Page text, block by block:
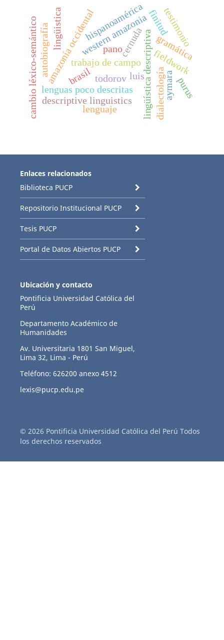
trabajo de campo
amazonía occidental lingüística descriptiva
lenguas poco descritas
fieldwork
western amazonia
descriptive linguistics dialectologíaaymara
gramática
lingüistica
brasil
cernuda
luis
lenguaje
cambio léxico-semántico hispanoamérica
pano
purus
finitudtestimonio
autobiografía
todorov
Enlaces relacionados
Biblioteca PUCP
Repositorio Institucional PUCP
Tesis PUCP
Portal de Datos Abiertos PUCP
Ubicación y contacto
Pontificia Universidad Católica del
Perú
Departamento Académico de
Humanidades
Av. Universitaria 1801 San Miguel,
Lima 32, Lima - Perú
Teléfono: 626200 anexo 4512
lexis@pucp.edu.pe
© 2026 Pontificia Universidad Católica del Perú Todos
los derechos reservados